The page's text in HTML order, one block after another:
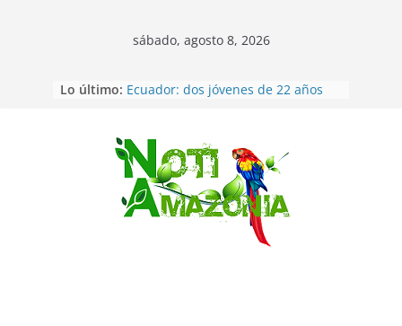
Saltar
sábado, agosto 8, 2026
Lo último:
Napo: presunto sicariato en cantón
Archidona
muertos en Puerto lopez
Sentencian a 34 años de prisión a
implicados en caso de Alison,
oriunda de Tena
Vozinha, el arquero sensación de
cabo Verde, ya llegó para